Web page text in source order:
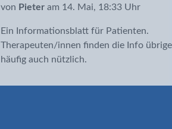
von Pieter am 14. Mai, 18:33 Uhr
Ein Informationsblatt für Patienten.
Therapeuten/innen finden die Info
häufig auch nützlich.